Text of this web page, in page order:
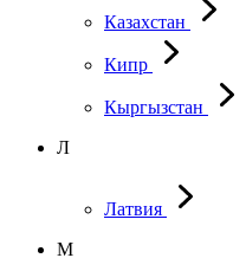
Казахстан
Кипр
Кыргызстан
Л
Латвия
М